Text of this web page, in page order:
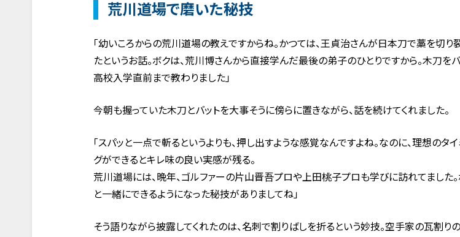
荒川道場で磨いた秘技
「幼いころからの荒川道場の教えですからね。かつては、王貞治さんが日本刀で藁を切り
たというお話。ボクは、荒川博さんから直接学んだ最後の弟子のひとりですから。木刀をバ
高校入学直前まで教わりました」
今朝も握っていた木刀とバットを大事そうに傍らに置きながら、話を続けてくれました。
「スパッと一点で斬るというよりも、押し出すような感覚なんですよね。なのに、理想のタ
グができるとキレ味の良い実感が残る。
荒川道場には、晩年、ゴルファーの片山晋吾プロや上田桃子プロも学びに訪れてました。
と一緒にできるようになった秘技がありましてね」
そう語りながら披露してくれたのは、名刺で割りばしを折るという妙技。空手家の瓦割り